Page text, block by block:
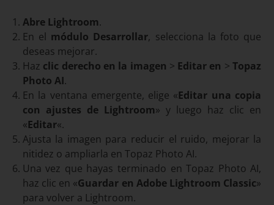
Abre Lightroom.
En el módulo Desarrollar, selecciona la foto que
deseas mejorar.
Haz clic derecho en la imagen > Editar en >Topaz
Photo AI.
En la ventana emergente, elige «Editar una copia
con ajustes de Lightroom» y luego haz clic en
«Editar«.
Ajusta la imagen para reducir el ruido, mejorar la
nitidez o ampliarla en Topaz Photo AI.
Una vez que hayas terminado en Topaz Photo AI,
haz clic en «Guardar en Adobe Lightroom Classic»
para volver a Lightroom.